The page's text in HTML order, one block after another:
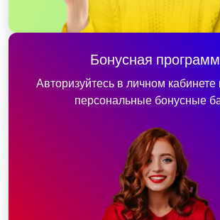
Бонусная
Авторизуйтесь в личном кабинете
персональные бонусные